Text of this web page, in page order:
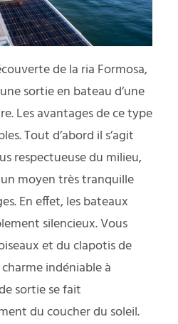
de la ria Formosa,
sortie en bateau d’une
Les avantages de ce type
Tout d’abord il s’agit
respectueuse du milieu,
moyen très tranquille
En effet, les bateaux
silencieux. Vous
et du clapotis de
indéniable à
sortie se fait
du coucher du soleil.